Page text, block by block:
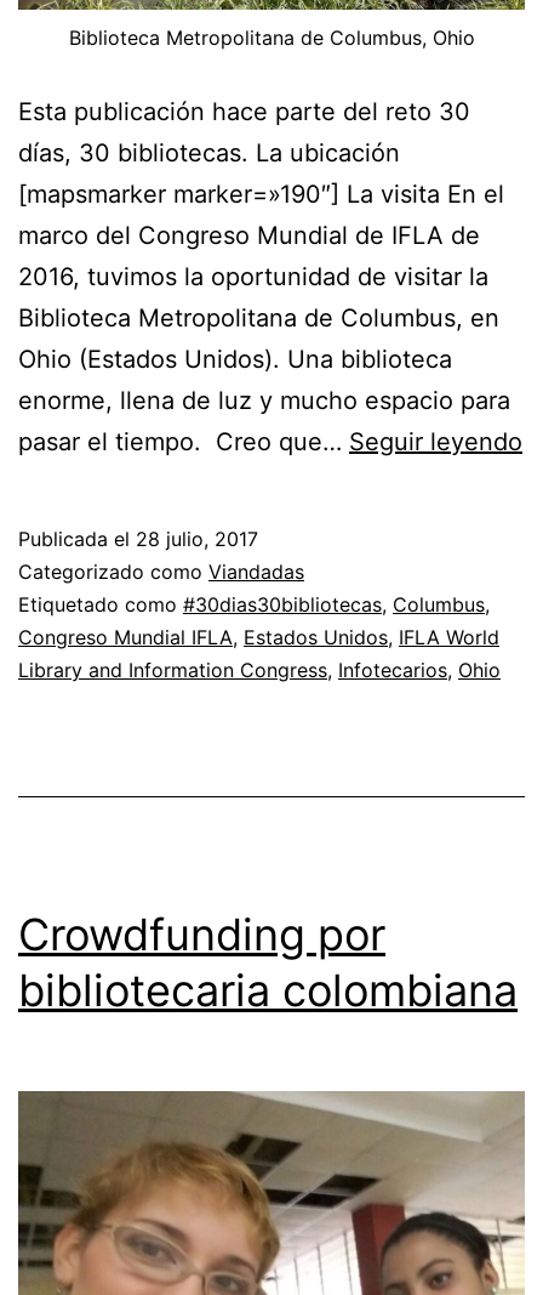
Biblioteca Metropolitana de Columbus, Ohio
Esta publicación hace parte del reto 30
días, 30 bibliotecas. La ubicación
[mapsmarker marker=»190″] La visita En el
marco del Congreso Mundial de IFLA de
2016, tuvimos la oportunidad de visitar la
Biblioteca Metropolitana de Columbus, en
Ohio (Estados Unidos). Una biblioteca
enorme, llena de luz y mucho espacio para
pasar el tiempo. Creo que… Seguir leyendo
Publicada el 28 julio, 2017
Categorizado como Viandadas
Etiquetado como #30dias30bibliotecas, Columbus,
Congreso Mundial IFLA, Estados Unidos, IFLA World
Library and Information Congress, Infotecarios, Ohio
Crowdfunding por
bibliotecaria colombiana